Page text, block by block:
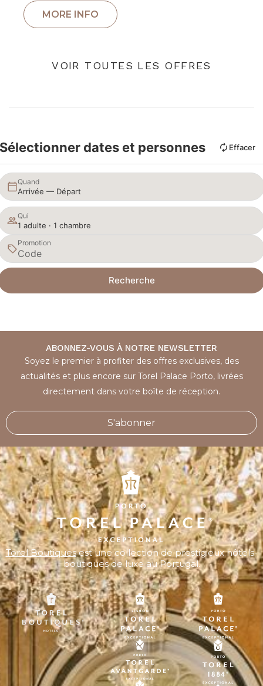
VOIR TOUTES LES OFFRES
Sélectionner dates et personnes Effacer
Quand
Arrivée — Départ
Qui
1 adulte · 1 chambre
Promotion
Recherche
ABONNEZ-VOUS À NOTRE NEWSLETTER
Soyez le premier à profiter des offres exclusives, des
actualités et plus encore sur Torel Palace Porto, livrées
directement dans votre boîte de réception.
S'abonner
Torel Boutiquesest une collection de prestigieux hôtels-
boutiques de luxe au Portugal.